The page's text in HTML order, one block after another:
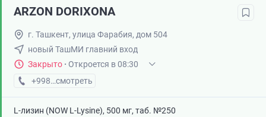
ARZON DORIXONA
г. Ташкент, улица Фарабия, дом 504
новый ТашМИ главний вход
Закрыто · Откроется в 08:30
+998 (90) XXX-XX-XX
смотреть
L-лизин (NOW L-Lysine), 500 мг, таб. №250